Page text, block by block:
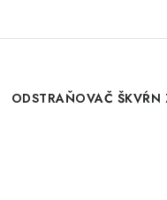
ODSTRAŇOVAČ ŠKVŔN